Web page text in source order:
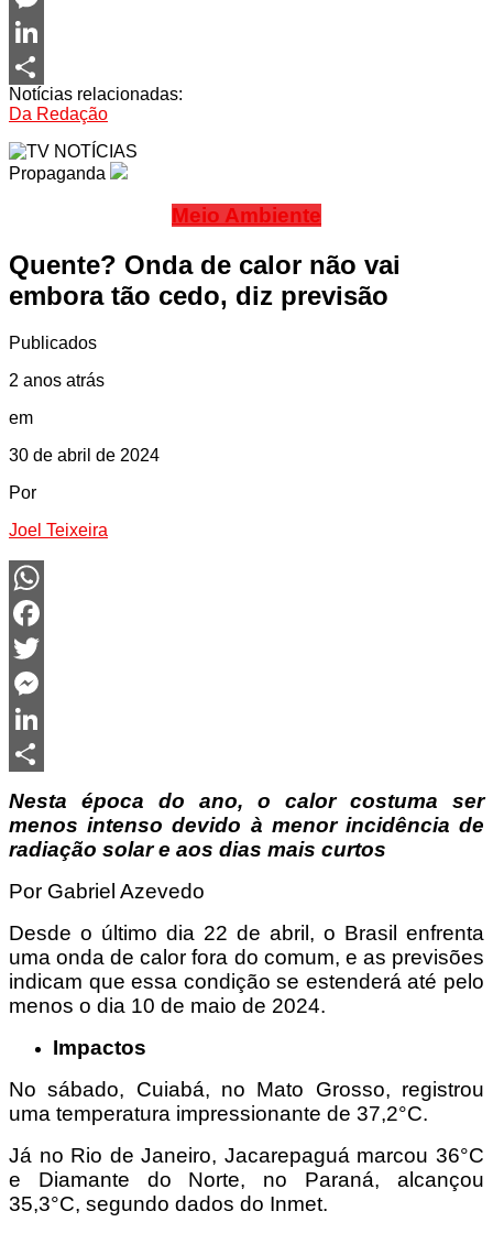
Messenger
LinkedIn
Share
Notícias relacionadas:
Da Redação
Propaganda
Meio Ambiente
Quente? Onda de calor não vai
embora tão cedo, diz previsão
Publicados
2 anos atrás
em
30 de abril de 2024
Por
Joel Teixeira
WhatsApp
Facebook
Twitter
Messenger
LinkedIn
Nesta época do ano, o calor costuma ser
menos intenso devido à menor incidência de
radiação solar e aos dias mais curtos
Por Gabriel Azevedo
Desde o último dia 22 de abril, o Brasil enfrenta
uma onda de calor fora do comum, e as previsões
indicam que essa condição se estenderá até pelo
menos o dia 10 de maio de 2024.
Impactos
No sábado, Cuiabá, no Mato Grosso, registrou
uma temperatura impressionante de 37,2°C.
Já no Rio de Janeiro, Jacarepaguá marcou 36°C
e Diamante do Norte, no Paraná, alcançou
35,3°C, segundo dados do Inmet.